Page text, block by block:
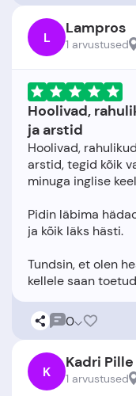
L Lampros
1 arvustused
Hoolivad,
ja arstid
Hoolivad,
arstid, tegid kõik
minuga inglise
Pidin läbima
ja kõik läks hästi.
Tundsin, et olen
0
K Kadri Pille
1 arvustused